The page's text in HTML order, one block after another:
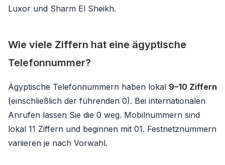
Luxor und Sharm El Sheikh.
Wie viele Ziffern hat eine ägyptische
Telefonnummer?
Ägyptische Telefonnummern haben lokal 9–10 Ziffern
(einschließlich der führenden 0). Bei internationalen
Anrufen lassen Sie die 0 weg. Mobilnummern sind
lokal 11 Ziffern und beginnen mit 01. Festnetznummern
variieren je nach Vorwahl.